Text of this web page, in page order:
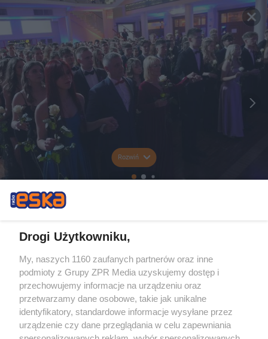
Rozwiń
Drogi Użytkowniku,
My, naszych 1160 zaufanych partnerów oraz inne
podmioty z Grupy ZPR Media uzyskujemy dostęp i
przechowujemy informacje na urządzeniu oraz
przetwarzamy dane osobowe, takie jak unikalne
identyfikatory, standardowe informacje wysyłane przez
urządzenie czy dane przeglądania w celu zapewniania